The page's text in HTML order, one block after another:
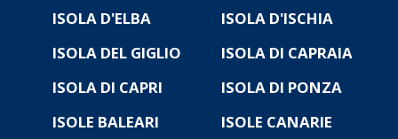
ISOLA D'ELBA
ISOLA D'ISCHIA
ISOLA DEL GIGLIO
ISOLA DI CAPRAIA
ISOLA DI CAPRI
ISOLA DI PONZA
ISOLE BALEARI
ISOLE CANARIE